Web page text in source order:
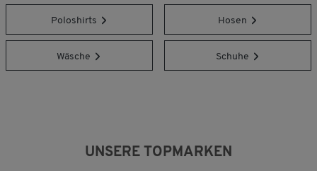
Poloshirts Hosen
Wäsche Schuhe
UNSERE TOPMARKEN